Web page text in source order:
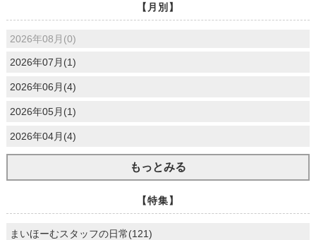
【月別】
2026年08月(0)
2026年07月(1)
2026年06月(4)
2026年05月(1)
2026年04月(4)
もっとみる
【特集】
まいほーむスタッフの日常(121)